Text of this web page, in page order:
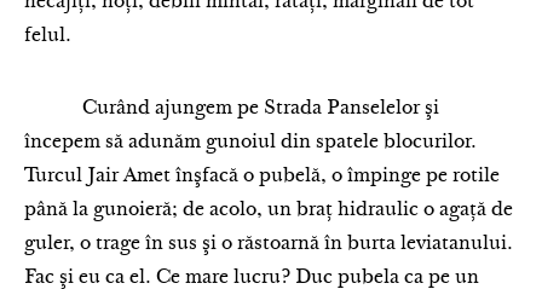
felul.
Curând ajungem pe Strada Panselelor şi
începem să adunăm gunoiul din spatele blocurilor.
Turcul Jair Amet înşfacă o pubelă, o împinge pe rotile
până la gunoieră; de acolo, un braţ hidraulic o agaţă de
guler, o trage în sus şi o răstoarnă în burta leviatanului.
Fac şi eu ca el. Ce mare lucru? Duc pubela ca pe un